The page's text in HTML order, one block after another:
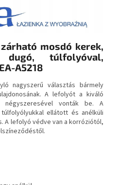
zárható mosdó kerek,
dugó, túlfolyóval,
A5218
nagyszerű választás bármely
A lefolyót a kiváló
négyszeresével vonták be. A
ellátott és anélküli
A lefolyó védve van a korróziótól,